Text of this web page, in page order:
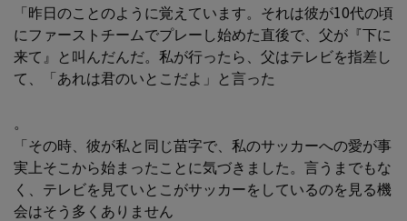
「昨日のことのように覚えています。それは彼が10代の頃
にファーストチームでプレーし始めた直後で、父が『下に
来て』と叫んだんだ。私が行ったら、父はテレビを指差し
て、「あれは君のいとこだよ」と言った
。
「その時、彼が私と同じ苗字で、私のサッカーへの愛が事
実上そこから始まったことに気づきました。言うまでもな
く、テレビを見ていとこがサッカーをしているのを見る機
会はそう多くありません